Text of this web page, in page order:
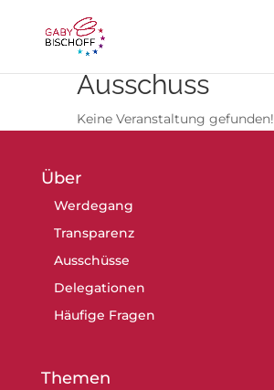
Ausschuss
Keine Veranstaltung gefunden!
Über
Werdegang
Transparenz
Ausschüsse
Delegationen
Häufige Fragen
Themen